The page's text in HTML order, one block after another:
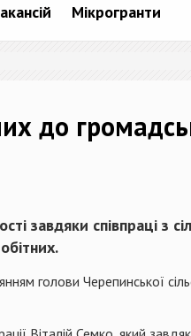
Мікрогранти
до
завдяки співпраці з
голови Черепинської